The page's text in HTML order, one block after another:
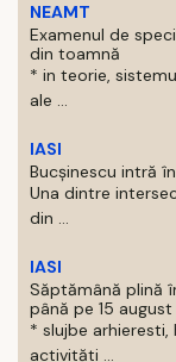
NEAMT
Examenul de
din toamnă
* in teorie,
ale ...
IASI
Bucșinescu intră
Una dintre
din ...
IASI
Săptămână plină
până pe 15 august
* slujbe
activităti ...